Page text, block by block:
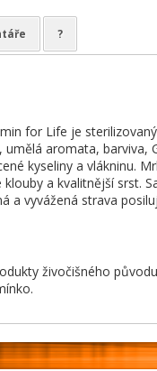
?
for Life je
umělá aromata, barviva,
kyseliny a vlákninu.
a kvalitnější srst.
a vyvážená strava
živočišného